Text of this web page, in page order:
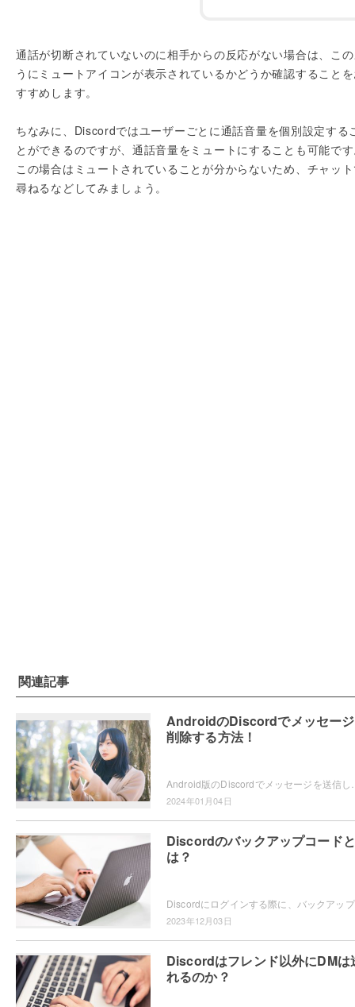
通話が切断されていないのに相手からの反応がない場合は、こ
うにミュートアイコンが表示されているかどうか確認すること
すすめします。
ちなみに、Discordではユーザーごとに通話音量を個別設定する
とができるのですが、通話音量をミュートにすることも可能で
この場合はミュートされていることが分からないため、チャッ
尋ねるなどしてみましょう。
関連記事
AndroidのDiscordでメッセー
削除する方法！
2024年01月04日
Discordのバックアップコードと
は？
Discordにログ
2023年12月03日
Discordはフレンド以外にDMは
れるのか？